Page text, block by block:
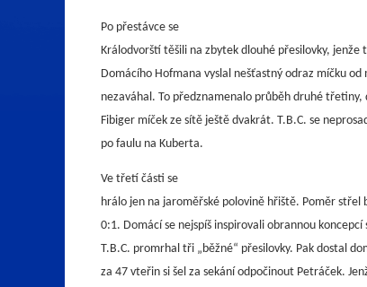
Po přestávce se
Králodvorští těšili na zbytek dlouhé přesilovky, jenže
Domácího Hofmana vyslal nešťastný odraz míčku
nezaváhal. To předznamenalo průběh druhé
Fibiger míček ze sítě ještě dvakrát. T.B.C. se
po faulu na Kuberta.
Ve třetí části se
hrálo jen na jaroměřské polovině hřiště. Poměr střel
0:1. Domácí se nejspíš inspirovali obrannou koncepcí
T.B.C. promrhal tři „běžné“ přesilovky. Pak dostal
za 47 vteřin si šel za sekání odpočinout Petráček.